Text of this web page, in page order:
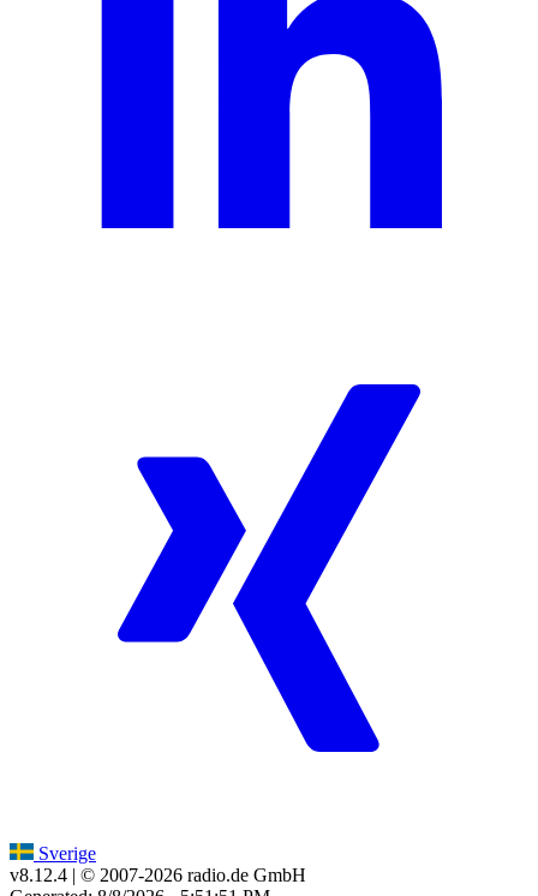
Sverige
v8.12.4 | © 2007-2026 radio.de GmbH